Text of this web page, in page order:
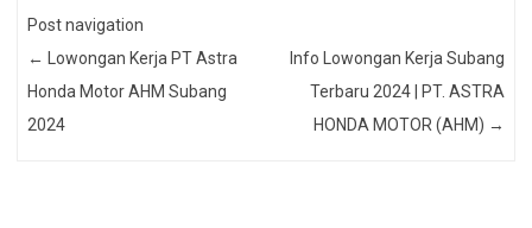
Post navigation
←
Lowongan Kerja PT Astra
Honda Motor AHM Subang
2024
Info Lowongan Kerja Subang
Terbaru 2024 | PT. ASTRA
HONDA MOTOR (AHM) →